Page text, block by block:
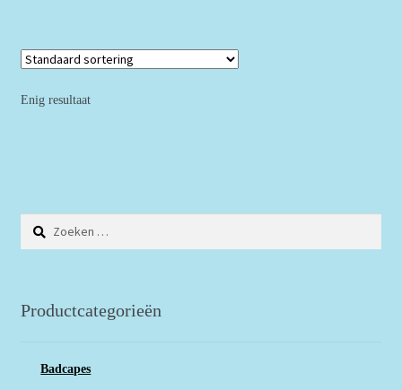
Enig resultaat
Zoeken
naar:
Productcategorieën
Badcapes